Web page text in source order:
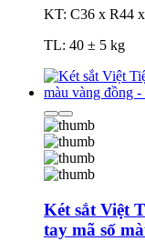
KT: C36 x R44
TL: 40 ± 5 kg
Két sắt Việt
tay mã số